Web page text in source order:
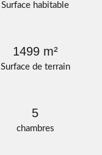
Surface habitable
Surface de terrain
1499 m²
chambres
5